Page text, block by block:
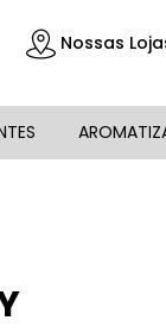
Nossas